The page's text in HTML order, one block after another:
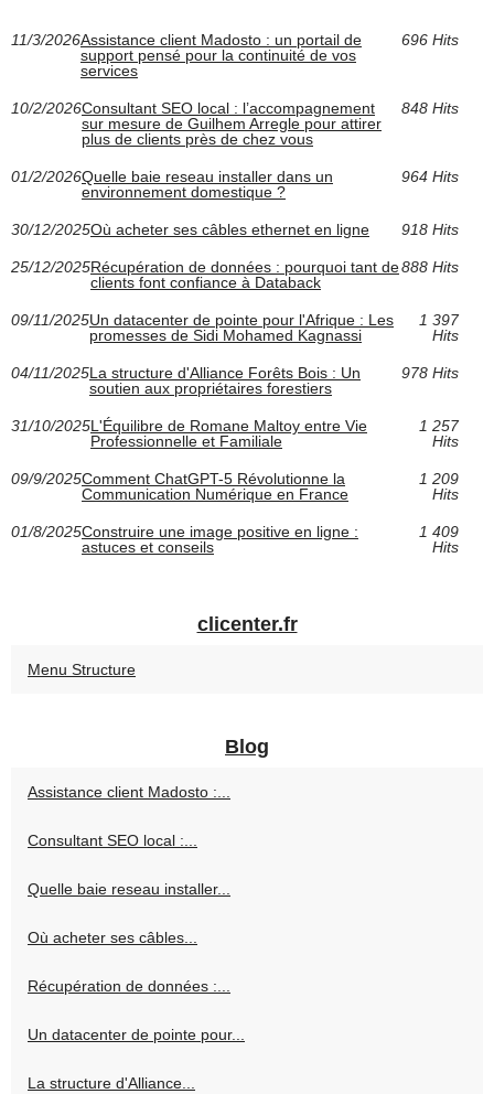
11/3/2026Assistance client Madosto : un portail de
support pensé pour la continuité de vos
services
696 Hits
10/2/2026Consultant SEO local : l’accompagnement
sur mesure de Guilhem Arregle pour attirer
plus de clients près de chez vous
848 Hits
01/2/2026Quelle baie reseau installer dans un
environnement domestique ?
964 Hits
30/12/2025Où acheter ses câbles ethernet en ligne 918 Hits
25/12/2025Récupération de données : pourquoi tant de
clients font confiance à Databack
888 Hits
09/11/2025Un datacenter de pointe pour l'Afrique : Les
promesses de Sidi Mohamed Kagnassi
1 397
Hits
04/11/2025La structure d'Alliance Forêts Bois : Un
soutien aux propriétaires forestiers
978 Hits
31/10/2025L'Équilibre de Romane Maltoy entre Vie
Professionnelle et Familiale
1 257
Hits
09/9/2025Comment ChatGPT-5 Révolutionne la
Communication Numérique en France
1 209
Hits
01/8/2025Construire une image positive en ligne :
astuces et conseils
1 409
Hits
clicenter.fr
Menu Structure
Blog
Assistance client Madosto :...
Consultant SEO local :...
Quelle baie reseau installer...
Où acheter ses câbles...
Récupération de données :...
Un datacenter de pointe pour...
La structure d'Alliance...